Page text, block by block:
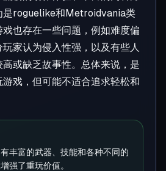
是roguelike和Metroidvania类
也存在一些问题，例如难度偏
家认为侵入性强，以及有些人
或缺乏故事性。总体来说，是
戏，但可能不适合追求轻松和
丰富的武器、技能和各种不同的
强了重玩价值。